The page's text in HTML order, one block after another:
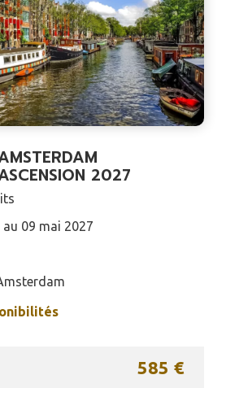
2027
au 09 mai 2027
585 €